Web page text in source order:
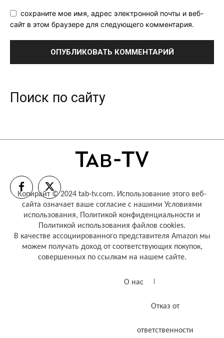
сохраните мое имя, адрес электронной почты и веб-
сайт в этом браузере для следующего комментария.
Поиск по сайту
Копирайт © 2024 tab-tv.com. Использование этого веб-
сайта означает ваше согласие с нашими Условиями
использования, Политикой конфиденциальности и
Политикой использования файлов cookies.
В качестве ассоциированного представителя Amazon мы
можем получать доход от соответствующих покупок,
совершенных по ссылкам на нашем сайте.
О нас
Отказ от
ответственности